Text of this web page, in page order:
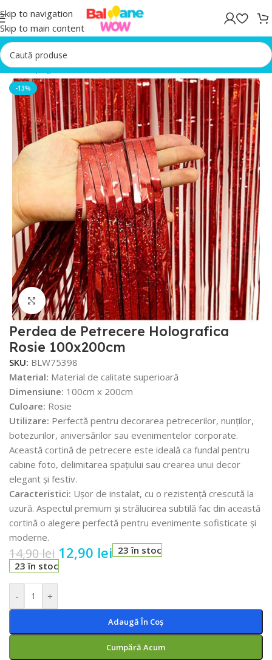
Skip to navigation
Skip to main content
Prima pagină/Accesorii Baloane
-13%
Faceți click pentru a mări
Perdea de Petrecere Holografica
Rosie 100x200cm
SKU: BLW75398
Material: Material de calitate superioară
Dimensiune: 100cm x 200cm
Culoare: Rosie
Utilizare: Perfectă pentru decorarea petrecerilor, nunților,
botezurilor, aniversărilor sau evenimentelor corporate.
Această cortină de petrecere este ideală ca fundal pentru
cabine foto, delimitarea spațiului sau crearea unui decor
elegant și festiv.
Caracteristici: Ușor de instalat, cu o rezistență crescută la
uzură. Aspectul premium și strălucirea subtilă fac din această
cortină o alegere perfectă pentru evenimente sofisticate și
moderne.
14,90lei 12,90 lei 23 în stoc
23 în stoc
- +
Adaugă În Coș
Cumpără Acum